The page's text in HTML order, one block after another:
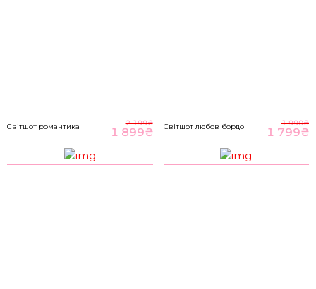
Світшот романтика 2 199₴
1 899₴ Світшот любов бордо 1 990₴
1 799₴